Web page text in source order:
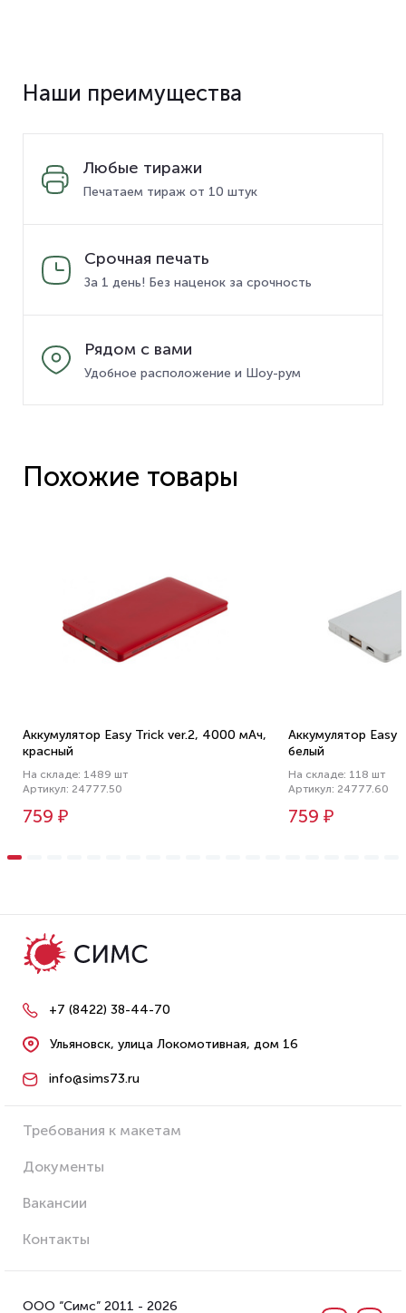
Наши преимущества
Любые тиражи
Печатаем тираж от 10 штук
Срочная печать
За 1 день! Без наценок за срочность
Рядом с вами
Удобное расположение и Шоу-рум
Похожие товары
Аккумулятор Easy Trick ver.2, 4000 мАч,
красный
На складе: 1489 шт
Артикул: 24777.50
759 ₽
Аккумулятор
белый
На складе: 118 шт
Артикул: 24777.60
759 ₽
+7 (8422) 38-44-70
Ульяновск, улица Локомотивная, дом 16
info@sims73.ru
ООО “Симс” 2011 - 2026
Требования к макетам
Документы
Вакансии
Контакты